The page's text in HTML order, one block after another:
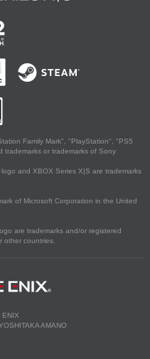
Family Mark", "PlayStation", "PS5
or trademarks of Sony
and XBOX Series X|S are trademarks
of Microsoft Corporation in the United
are trademarks and/or registered
other countries.
ENIX
AMANO